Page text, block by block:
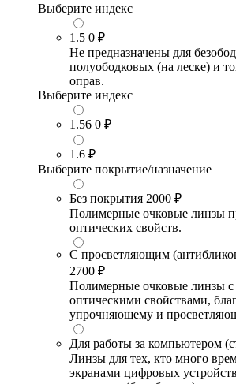
Выберите индекс
1.5 0 ₽
Не предназначены для
полуободковых (на леске) и
оправ.
Выберите индекс
1.56 0 ₽
1.6 ₽
Выберите покрытие/назначение
Без покрытия 2000 ₽
Полимерные очковые линзы
оптических свойств.
С просветляющим
2700 ₽
Полимерные очковые линзы
оптическими свойствами,
упрочняющему и
Для работы за компьютером
Линзы для тех, кто много
экранами цифровых